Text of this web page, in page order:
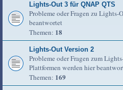
Lights-Out 3 für QNAP QTS
Probleme oder Fragen zu
beantwortet
Themen: 18
Lights-Out Version 2
Probleme oder Fragen zum
Plattformen werden hier
Themen: 169